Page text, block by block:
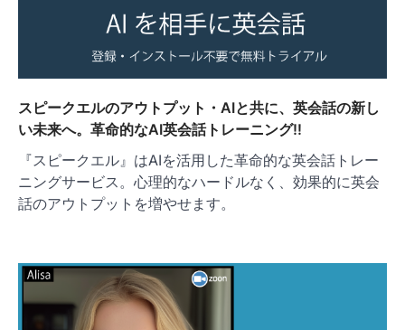
スピークエルのアウトプット・AIと共に、英会話の新し
い未来へ。革命的なAI英会話トレーニング‼
『スピークエル』はAIを活用した革命的な英会話トレー
ニングサービス。心理的なハードルなく、効果的に英会
話のアウトプットを増やせます。